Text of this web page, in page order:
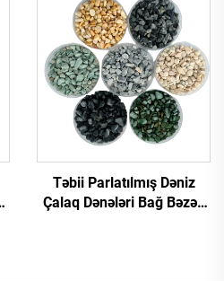
Bağça Peysajı Üçün Daşlar
Təbii Parlatılmış Dəniz
Çalaq Dənələri Bağ Bəzək